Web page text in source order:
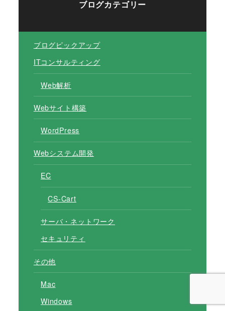
ブログカテゴリー
ブログピックアップ
ITコンサルティング
Web解析
Webサイト構築
WordPress
Webシステム開発
EC
CS-Cart
サーバ・ネットワーク
セキュリティ
その他
Mac
Windows